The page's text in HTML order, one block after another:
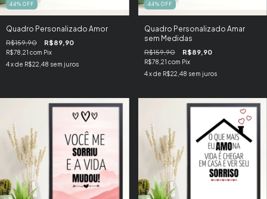
44% OFF
Quadro Personalizado Amor
R$159,90 R$89,90
R$78,21 com Pix
4x de R$22,48 sem juros
44% OFF
Quadro Personalizado Amar
sem Medidas
R$159,90 R$89,90
R$78,21 com Pix
4 x de R$22,48 sem juros